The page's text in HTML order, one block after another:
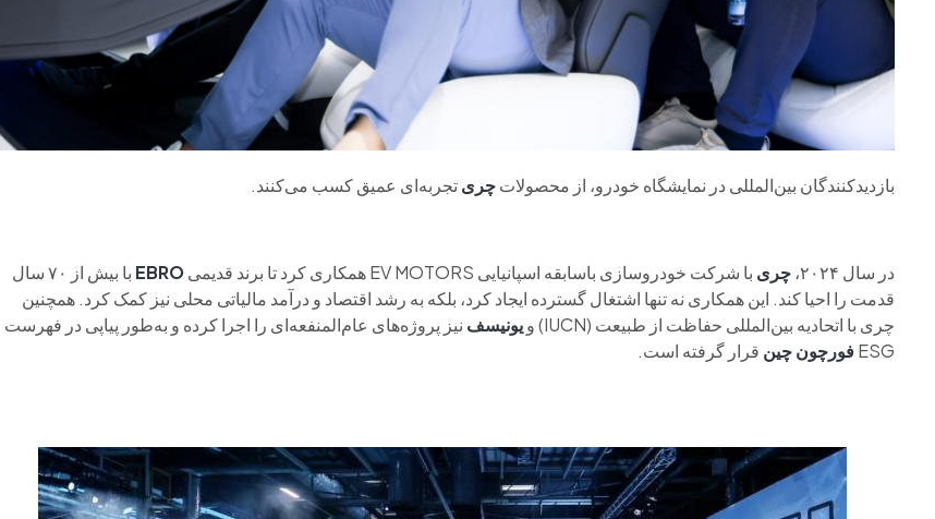
بازدیدکنندگان بین‌المللی در نمایشگاه خودرو، از محصولاتچریتجربه‌ای عمیق کسب می‌کنند.
در سال ۲۰۲۴، چری با شرکت خودروسازی باسابقه اسپانیایی EV MOTORS همکاری کرد تا برند قدیمی EBRO
با بیش از ۷۰ سال
قدمت را احیا کند. این همکاری نه تنها اشتغال گسترده ایجاد کرد، بلکه به رشد اقتصاد و درآمد مالیاتی محلی نیز کمک کرد. همچنین
چری با اتحادیه بین‌المللی حفاظت از طبیعت (IUCN) و
یونیسف نیز پروژه‌های عام‌المنفعه‌ای را اجرا کرده و به‌طور پیاپی در فهرست
ESGفورچون چین قرار گرفته است.